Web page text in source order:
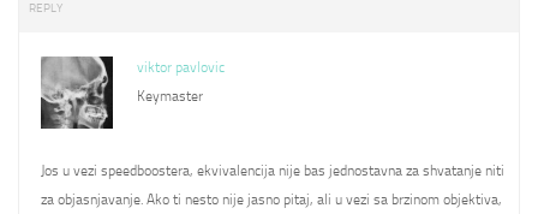
REPLY
viktor pavlovic
Keymaster
Jos u vezi speedboostera, ekvivalencija nije bas jednostavna za shvatanje niti
za objasnjavanje. Ako ti nesto nije jasno pitaj, ali u vezi sa brzinom objektiva,